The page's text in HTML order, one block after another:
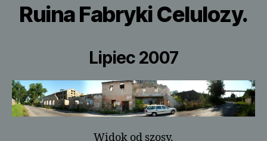
Ruina Fabryki Celulozy.
Lipiec 2007
Widok od szosy.